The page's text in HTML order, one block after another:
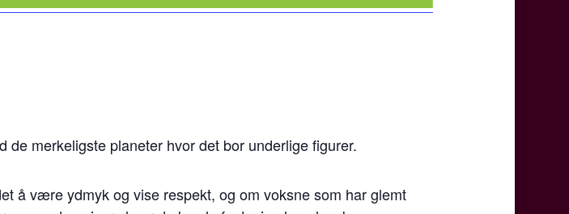
merkeligste planeter hvor det bor underlige figurer.
å være ydmyk og vise respekt, og om voksne som har glemt